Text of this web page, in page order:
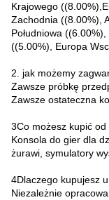
Krajowego
Zachodnia ((8.00%),
Południowa
((5.00%), Europa
2. jak możemy
Zawsze próbkę
Zawsze ostateczna
3Co możesz kupić od
Konsola do gier dla
żurawi, symulatory
4Dlaczego kupujesz
Niezależnie